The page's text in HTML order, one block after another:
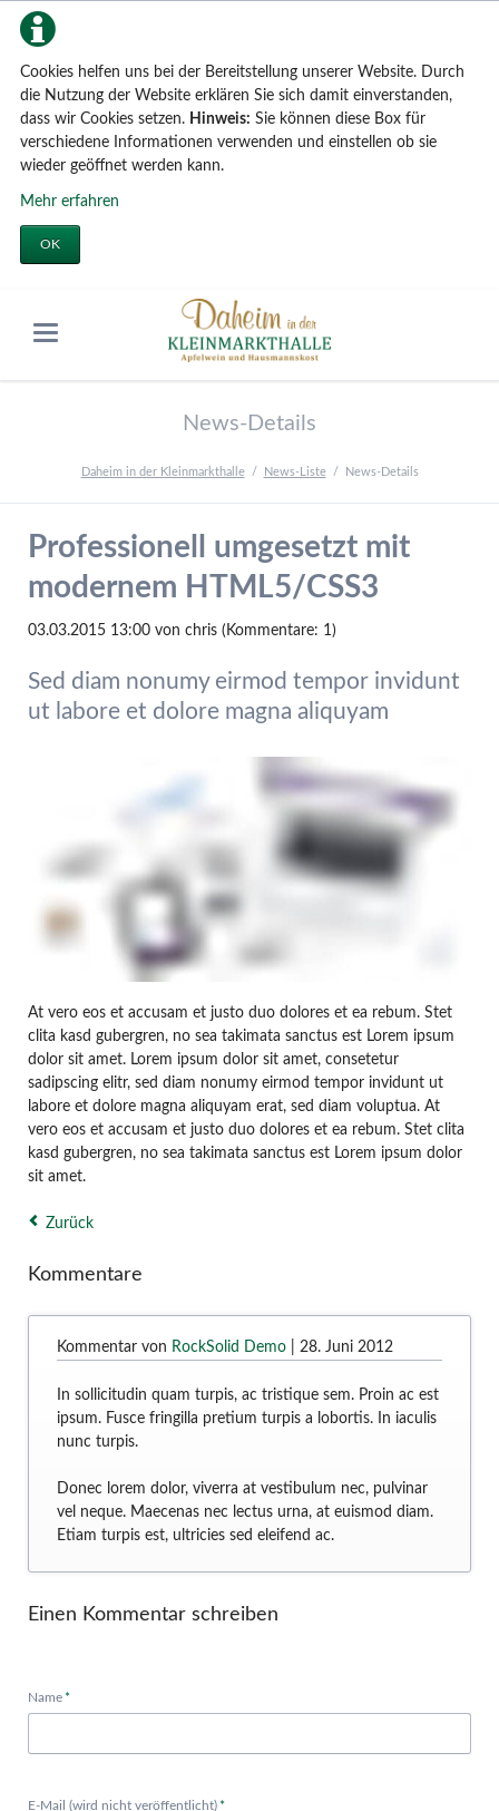
Cookies helfen uns bei der Bereitstellung unserer Website. Durch
die Nutzung der Website erklären Sie sich damit einverstanden,
dass wir Cookies setzen. Hinweis: Sie können diese Box für
verschiedene Informationen verwenden und einstellen ob sie
wieder geöffnet werden kann.
Mehr erfahren
OK
News-Details
Daheim in der Kleinmarkthalle News-Liste News-Details
Professionell umgesetzt mit
modernem HTML5/CSS3
03.03.2015 13:00von chris (Kommentare: 1)
Sed diam nonumy eirmod tempor invidunt
ut labore et dolore magna aliquyam
At vero eos et accusam et justo duo dolores et ea rebum. Stet
clita kasd gubergren, no sea takimata sanctus est Lorem ipsum
dolor sit amet. Lorem ipsum dolor sit amet, consetetur
sadipscing elitr, sed diam nonumy eirmod tempor invidunt ut
labore et dolore magna aliquyam erat, sed diam voluptua. At
vero eos et accusam et justo duo dolores et ea rebum. Stet clita
kasd gubergren, no sea takimata sanctus est Lorem ipsum dolor
sit amet.
Zurück
Kommentare
Kommentar von RockSolid Demo| 28. Juni 2012
In sollicitudin quam turpis, ac tristique sem. Proin ac est
ipsum. Fusce fringilla pretium turpis a lobortis. In iaculis
nunc turpis.
Donec lorem dolor, viverra at vestibulum nec, pulvinar
vel neque. Maecenas nec lectus urna, at euismod diam.
Etiam turpis est, ultricies sed eleifend ac.
Einen Kommentar schreiben
Pflichtfeld
Name *
Pflichtfeld
E-Mail (wird nicht veröffentlicht) *